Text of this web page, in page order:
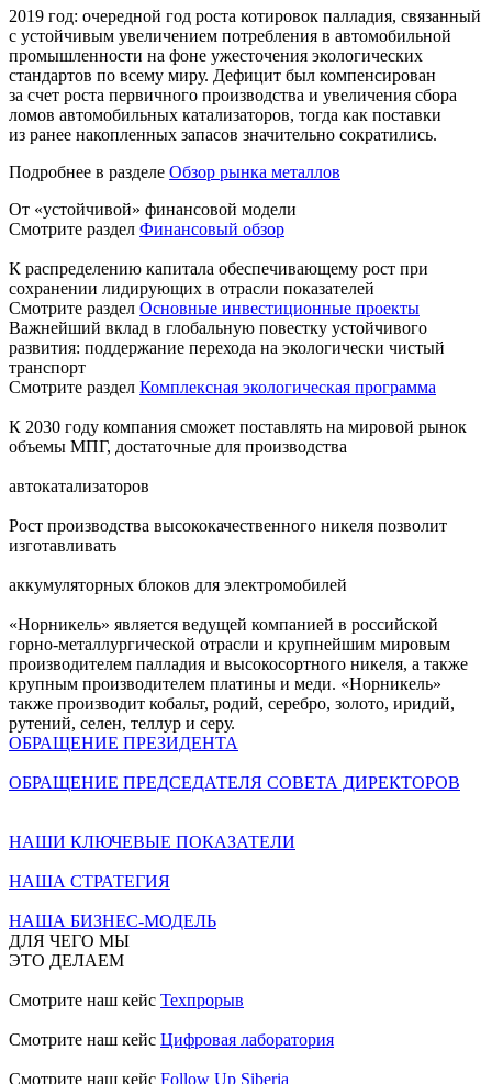
2019 год: очередной год роста котировок палладия, связанный
с устойчивым увеличением потребления в автомобильной
промышленности на фоне ужесточения экологических
стандартов по всему миру. Дефицит был компенсирован
за счет роста первичного производства и увеличения сбора
ломов автомобильных катализаторов, тогда как поставки
из ранее накопленных запасов значительно сократились.
Подробнее в разделе Обзор рынка металлов
От «устойчивой» финансовой модели
Смотрите раздел Финансовый обзор
К распределению капитала обеспечивающему рост при
сохранении лидирующих в отрасли показателей
Смотрите раздел Основные инвестиционные проекты
Важнейший вклад в глобальную повестку устойчивого
развития: поддержание перехода на экологически чистый
транспорт
Смотрите раздел Комплексная экологическая программа
К 2030 году компания сможет поставлять на мировой рынок
объемы МПГ, достаточные для производства
автокатализаторов
Рост производства высококачественного никеля позволит
изготавливать
аккумуляторных блоков для электромобилей
«Норникель» является ведущей компанией в российской
горно-металлургической отрасли и крупнейшим мировым
производителем палладия и высокосортного никеля, а также
крупным производителем платины и меди. «Норникель»
также производит кобальт, родий, серебро, золото, иридий,
рутений, селен, теллур и серу.
ОБРАЩЕНИЕ ПРЕЗИДЕНТА
ОБРАЩЕНИЕ ПРЕДСЕДАТЕЛЯ СОВЕТА ДИРЕКТОРОВ
НАШИ КЛЮЧЕВЫЕ ПОКАЗАТЕЛИ
НАША СТРАТЕГИЯ
НАША БИЗНЕС-МОДЕЛЬ
ДЛЯ ЧЕГО МЫ
ЭТО ДЕЛАЕМ
Смотрите наш кейс Техпрорыв
Смотрите наш кейс Цифровая лаборатория
Смотрите наш кейс Follow Up Siberia